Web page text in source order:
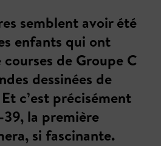
semblent avoir été
enfants qui ont
de Groupe C
dessinées de
c’est précisément
la première
si fascinante.